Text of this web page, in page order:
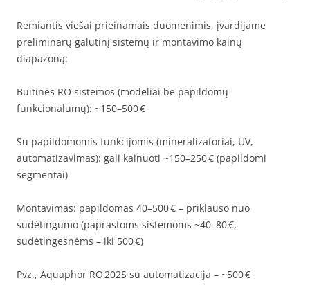
Remiantis viešai prieinamais duomenimis, įvardijame
preliminarų galutinį sistemų ir montavimo kainų
diapazoną:
Buitinės RO sistemos (modeliai be papildomų
funkcionalumų): ~150–500 €
Su papildomomis funkcijomis (mineralizatoriai, UV,
automatizavimas): gali kainuoti ~150–250 € (papildomi
segmentai)
Montavimas: papildomas 40–500 € – priklauso nuo
sudėtingumo (paprastoms sistemoms ~40–80 €,
sudėtingesnėms – iki 500 €)
Pvz., Aquaphor RO 202S su automatizacija – ~500 €